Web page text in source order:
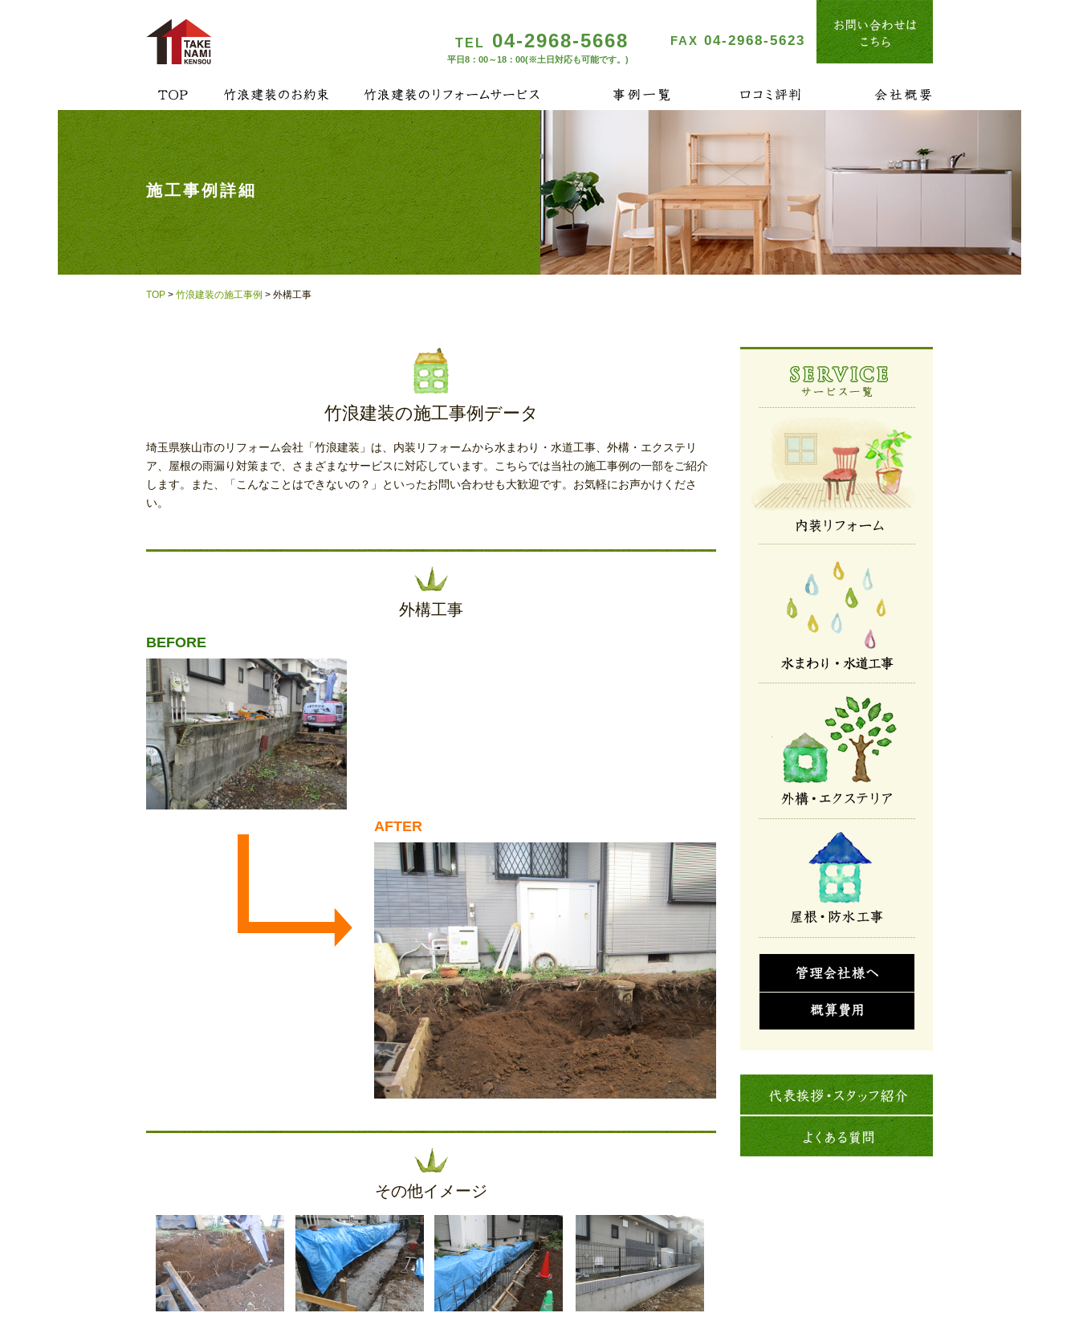
TEL 04-2968-5668
平日8：00～18：00(※土日対応も可能です。)
FAX 04-2968-5623
施工事例詳細
TOP > 竹浪建装の施工事例 > 外構工事
竹浪建装の施工事例データ
埼玉県狭山市のリフォーム会社「竹浪建装」は、内装リフォームから水まわり・水道工事、外構・エクステリ
ア、屋根の雨漏り対策まで、さまざまなサービスに対応しています。こちらでは当社の施工事例の一部をご紹介
します。また、「こんなことはできないの？」といったお問い合わせも大歓迎です。お気軽にお声かけくださ
い。
外構工事
BEFORE
AFTER
その他イメージ